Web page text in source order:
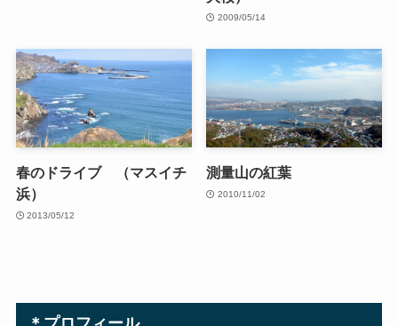
2009/05/14
春のドライブ （マスイチ
浜）
2013/05/12
測量山の紅葉
2010/11/02